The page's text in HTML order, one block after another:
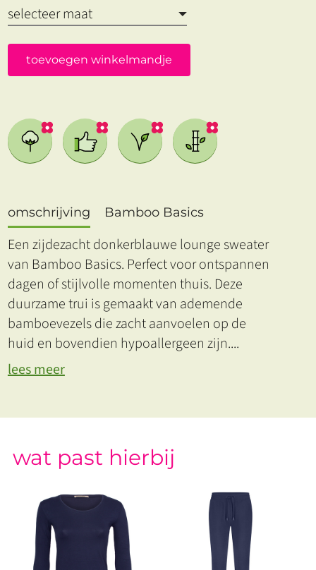
toevoegen winkelmandje
omschrijving Bamboo Basics
Een zijdezacht donkerblauwe lounge sweater
van Bamboo Basics. Perfect voor ontspannen
dagen of stijlvolle momenten thuis. Deze
duurzame trui is gemaakt van ademende
bamboevezels die zacht aanvoelen op de
huid en bovendien hypoallergeen zijn....
lees meer
wat past hierbij